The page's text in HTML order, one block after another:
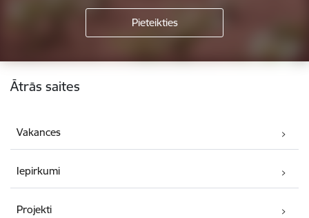
Kājene
Ātrās saites
Vakances
Iepirkumi
Projekti